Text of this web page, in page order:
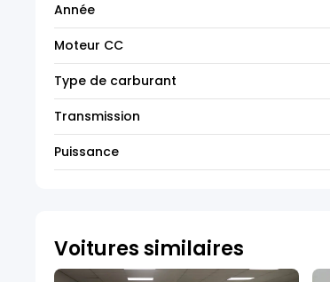
Année
Moteur CC
Type de carburant
Transmission
Puissance
Voitures similaires